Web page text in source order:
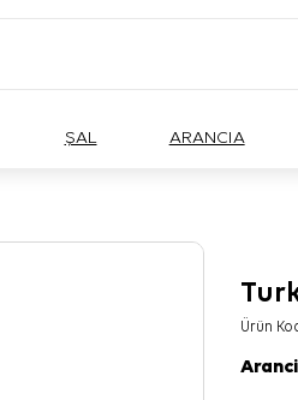
ŞAL ARANCIA
Ürün